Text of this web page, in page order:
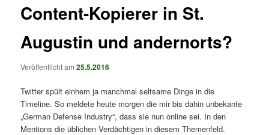
Content-Kopierer in St.
Augustin und andernorts?
Veröffentlicht am25.5.2016
Twitter spült einhem ja manchmal seltsame Dinge in die
Timeline. So meldete heute morgen die mir bis dahin unbekante
„German Defense Industry“, dass sie nun online sei. In den
Mentions die üblichen Verdächtigen in diesem Themenfeld.